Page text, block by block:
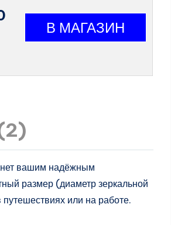
вашим надёжным
размер (диаметр зеркальной
или на работе.